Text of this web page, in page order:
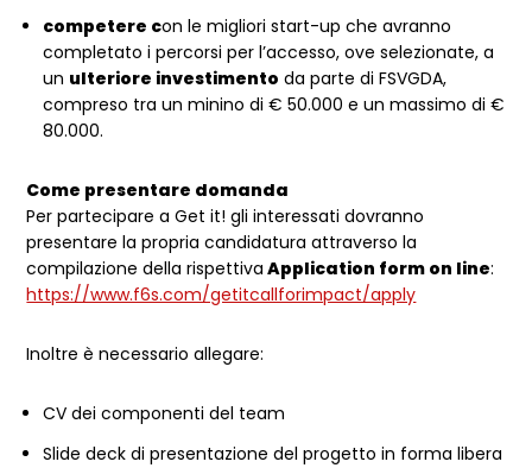
competere con le migliori start-up che avranno
completato i percorsi per l’accesso, ove selezionate, a
un ulteriore investimento da parte di FSVGDA,
compreso tra un minino di € 50.000 e un massimo di €
80.000.
Come presentare domanda
Per partecipare a Get it! gli interessati dovranno
presentare la propria candidatura attraverso la
compilazione della rispettiva Application form on line:
https://www.f6s.com/getitcallforimpact/apply
Inoltre è necessario allegare:
CV dei componenti del team
Slide deck di presentazione del progetto in forma libera